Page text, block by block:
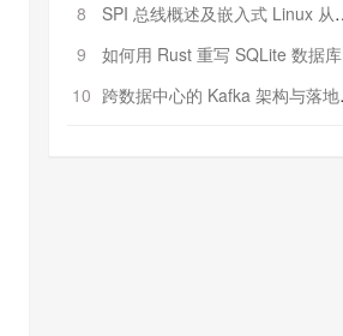
8
SPI 总线概述及嵌入式 Linux 从属 SPI 设备驱动程序开发（第二部分，实践）
9
如何用 Rust 重写 SQLite 数据库（二）:是否有市场空间？
10 跨数据中心的 Kafka 架构与落地实战